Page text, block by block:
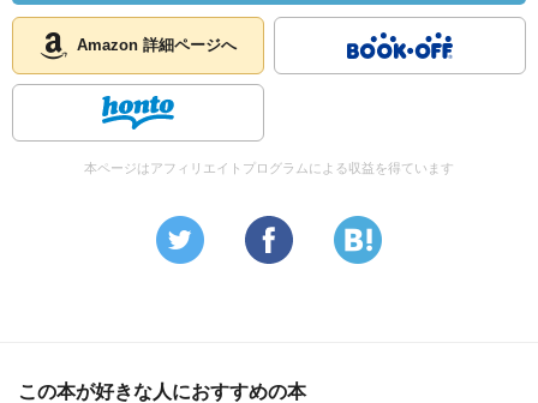
Amazon 詳細ページへ
本ページはアフィリエイトプログラムによる収益を得ています
この本が好きな人におすすめの本